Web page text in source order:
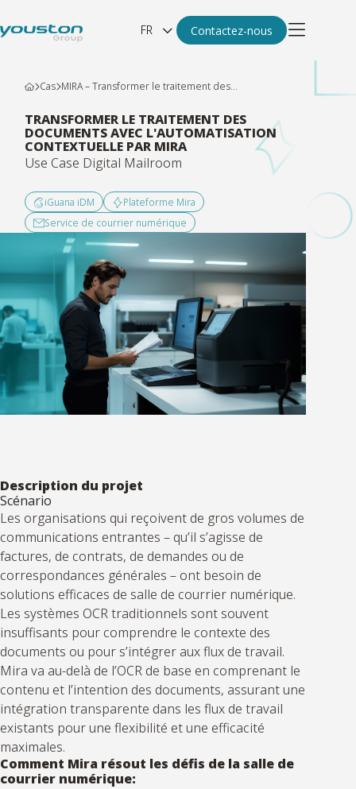
FR Contactez-nous
Cas MIRA – Transformer le traitement des...
TRANSFORMER LE TRAITEMENT DES
DOCUMENTS AVEC L'AUTOMATISATION
CONTEXTUELLE PAR MIRA
Use Case Digital Mailroom
iGuana iDM
Plateforme Mira
Service de courrier numérique
Description du projet
Scénario
Les organisations qui reçoivent de gros volumes de
communications entrantes – qu’il s’agisse de
factures, de contrats, de demandes ou de
correspondances générales – ont besoin de
solutions efficaces de salle de courrier numérique.
Les systèmes OCR traditionnels sont souvent
insuffisants pour comprendre le contexte des
documents ou pour s’intégrer aux flux de travail.
Mira va au-delà de l’OCR de base en comprenant le
contenu et l’intention des documents, assurant une
intégration transparente dans les flux de travail
existants pour une flexibilité et une efficacité
maximales.
Comment Mira résout les défis de la salle de
courrier numérique: